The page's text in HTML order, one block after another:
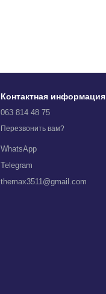
Контактная информация
063 814 48 75
Перезвонить вам?
WhatsApp
Telegram
themax3511@gmail.com